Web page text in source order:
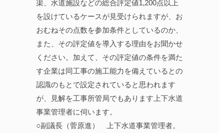
渠、水道施設などの総合評定値1,200点以上
を設けているケースが見受けられますが、お
おむねその点数を参加条件としているのか、
また、その評定値を導入する理由をお聞かせ
ください。加えて、その評定値の条件を満た
す企業は同工事の施工能力を備えているとの
認識のもとで設定されていると思われます
が、見解を工事所管局でもあります上下水道
事業管理者に伺います。
○副議長（菅原進） 上下水道事業管理者。